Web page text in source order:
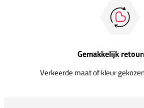
Gemakkelijk
Verkeerde maat of kleur